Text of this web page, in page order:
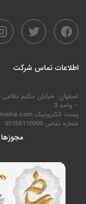
اطلاعات تماس شرکت
– واحد 3
پست الکترونیک info@licenseha.com
شماره تماس 03155110000
مجوزها